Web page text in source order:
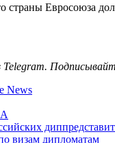
страны Евросоюза
Telegram.
News
визам дипломатам